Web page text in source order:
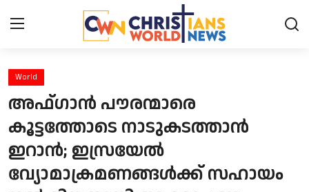
Contact
News
World
അഫ്ഗാന്‍ പൗരന്മാരെ
കൂട്ടത്തോടെ നാടുകടത്താന്‍
ഇറാന്‍; ഇസ്രയേല്‍
വ്യോമാക്രമണങ്ങള്‍ക്ക് സഹായം